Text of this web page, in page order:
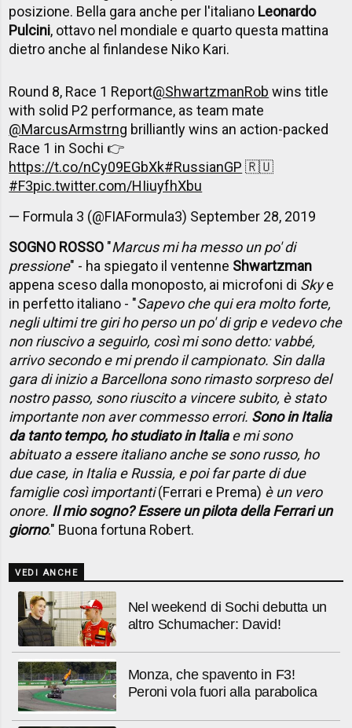
posizione. Bella gara anche per l'italiano Leonardo
Pulcini, ottavo nel mondiale e quarto questa mattina
dietro anche al finlandese Niko Kari.
Round 8, Race 1 Report@ShwartzmanRob wins title
with solid P2 performance, as team mate
@MarcusArmstrng brilliantly wins an action-packed
Race 1 in Sochi 👉
https://t.co/nCy09EGbXk#RussianGP 🇷🇺
#F3pic.twitter.com/HIiuyfhXbu
— Formula 3 (@FIAFormula3) September 28, 2019
SOGNO ROSSO "Marcus mi ha messo un po' di
pressione" - ha spiegato il ventenne Shwartzman
appena sceso dalla monoposto, ai microfoni di Skye
in perfetto italiano - "Sapevo che qui era molto forte,
negli ultimi tre giri ho perso un po' di grip e vedevo che
non riuscivo a seguirlo, così mi sono detto: vabbé,
arrivo secondo e mi prendo il campionato. Sin dalla
gara di inizio a Barcellona sono rimasto sorpreso del
nostro passo, sono riuscito a vincere subito, è stato
importante non aver commesso errori. Sono in Italia
da tanto tempo, ho studiato in Italiae mi sono
abituato a essere italiano anche se sono russo, ho
due case, in Italia e Russia, e poi far parte di due
famiglie così importanti(Ferrari e Prema) è un vero
onore. Il mio sogno? Essere un pilota della Ferrari un
giorno." Buona fortuna Robert.
VEDI ANCHE
Nel weekend di Sochi debutta un
altro Schumacher: David!
Monza, che spavento in F3!
Peroni vola fuori alla parabolica